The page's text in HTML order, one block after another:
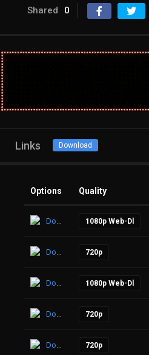
Shared 0
Links Download
Options Quality
Download 1080p Web-Dl
Download 720p
Download 1080p Web-Dl
Download 720p
Download 720p